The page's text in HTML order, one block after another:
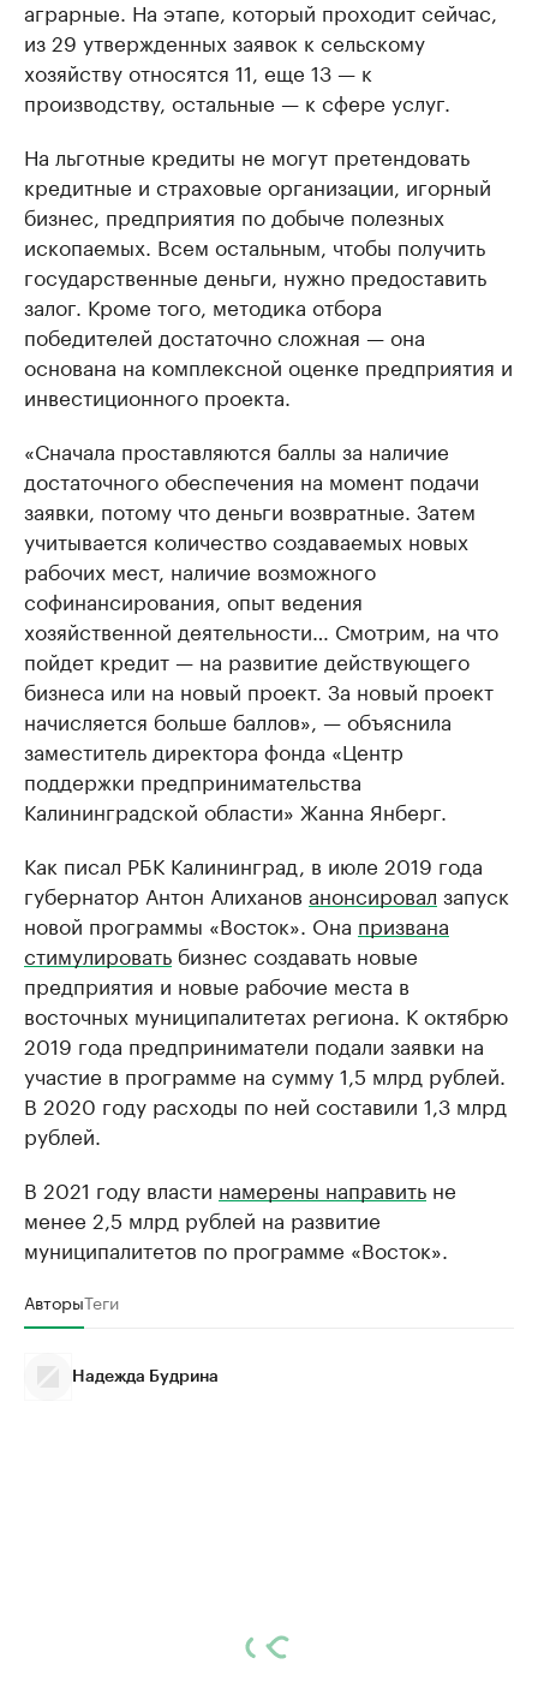
аграрные. На этапе, который проходит сейчас,
из 29 утвержденных заявок к сельскому
хозяйству относятся 11, еще 13 — к
производству, остальные — к сфере услуг.
На льготные кредиты не могут претендовать
кредитные и страховые организации, игорный
бизнес, предприятия по добыче полезных
ископаемых. Всем остальным, чтобы получить
государственные деньги, нужно предоставить
залог. Кроме того, методика отбора
победителей достаточно сложная — она
основана на комплексной оценке предприятия и
инвестиционного проекта.
«Сначала проставляются баллы за наличие
достаточного обеспечения на момент подачи
заявки, потому что деньги возвратные. Затем
учитывается количество создаваемых новых
рабочих мест, наличие возможного
софинансирования, опыт ведения
хозяйственной деятельности… Смотрим, на что
пойдет кредит — на развитие действующего
бизнеса или на новый проект. За новый проект
начисляется больше баллов», — объяснила
заместитель директора фонда «Центр
поддержки предпринимательства
Калининградской области» Жанна Янберг.
Как писал РБК Калининград, в июле 2019 года
губернатор Антон Алиханов анонсировал запуск
новой программы «Восток». Она призвана
стимулировать бизнес создавать новые
предприятия и новые рабочие места в
восточных муниципалитетах региона. К октябрю
2019 года предприниматели подали заявки на
участие в программе на сумму 1,5 млрд рублей.
В 2020 году расходы по ней составили 1,3 млрд
рублей.
В 2021 году власти намерены направить не
менее 2,5 млрд рублей на развитие
муниципалитетов по программе «Восток».
АвторыТеги
Надежда Будрина